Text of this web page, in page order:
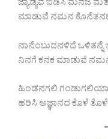
ಜ್ಯಾಡ್ಯವ ಬಿಡಿಸಿ ಮನಜ
ಮಾಡುವೆ ನಮನ
ನಾನೆಂಬುದನಳಿದೆ ಒಳಿತನ್ನೆ
ನಿನಗೆ ಕನಕ ಮಾಡುವೆ
ಹಿಂಡನಗಲಿ ಗಂಡುಗಲಿಯಾಗಿ
ಹರಿಸಿ ಅಜ್ಞಾನದ ಕೊಳೆ